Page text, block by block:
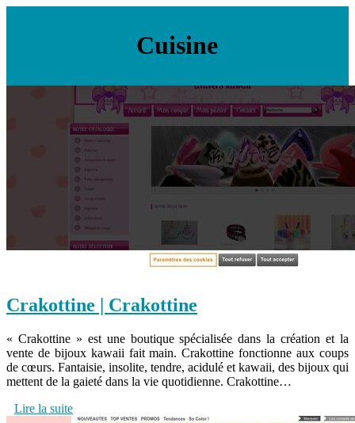
Cuisine
Crakottine | Crakottine
« Crakottine » est une boutique spécialisée dans la création et la
vente de bijoux kawaii fait main. Crakottine fonctionne aux coups
de cœurs. Fantaisie, insolite, tendre, acidulé et kawaii, des bijoux qui
mettent de la gaieté dans la vie quotidienne. Crakottine…
Lire la suite